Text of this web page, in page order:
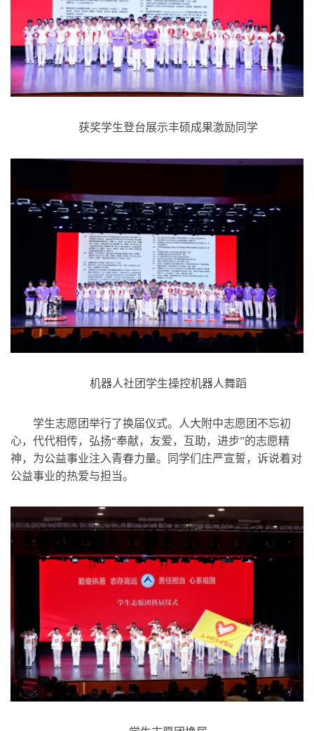
获奖学生登台展示丰硕成果激励同学
机器人社团学生操控机器人舞蹈
学生志愿团举行了换届仪式。人大附中志愿团不忘初
心，代代相传，弘扬“奉献，友爱，互助，进步”的志愿精
神，为公益事业注入青春力量。同学们庄严宣誓，诉说着对
公益事业的热爱与担当。